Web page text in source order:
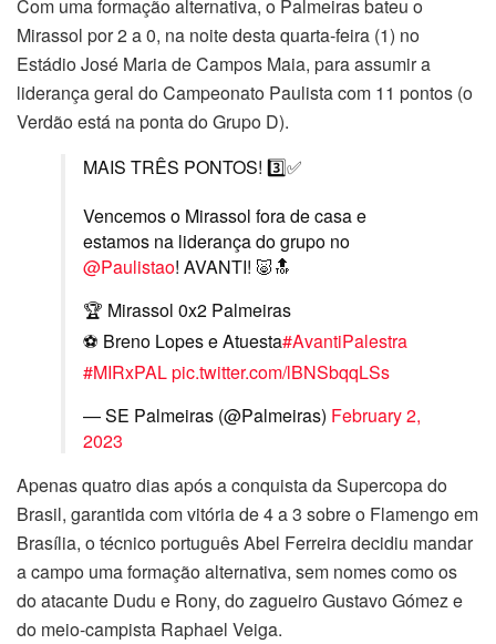
Com uma formação alternativa, o Palmeiras bateu o
Mirassol por 2 a 0, na noite desta quarta-feira (1) no
Estádio José Maria de Campos Maia, para assumir a
liderança geral do Campeonato Paulista com 11 pontos (o
Verdão está na ponta do Grupo D).
MAIS TRÊS PONTOS! 3️⃣✅
Vencemos o Mirassol fora de casa e
estamos na liderança do grupo no
@Paulistao! AVANTI! 🐷🔝
🏆 Mirassol 0x2 Palmeiras
⚽️ Breno Lopes e Atuesta#AvantiPalestra
#MIRxPALpic.twitter.com/lBNSbqqLSs
— SE Palmeiras (@Palmeiras) February 2,
2023
Apenas quatro dias após a conquista da Supercopa do
Brasil, garantida com vitória de 4 a 3 sobre o Flamengo em
Brasília, o técnico português Abel Ferreira decidiu mandar
a campo uma formação alternativa, sem nomes como os
do atacante Dudu e Rony, do zagueiro Gustavo Gómez e
do meio-campista Raphael Veiga.